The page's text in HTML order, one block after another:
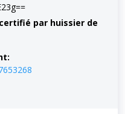
par huissier de